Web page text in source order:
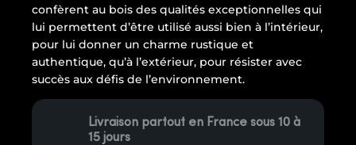
confèrent au bois des qualités exceptionnelles qui
lui permettent d’être utilisé aussi bien à l’intérieur,
pour lui donner un charme rustique et
authentique, qu’à l’extérieur, pour résister avec
succès aux défis de l’environnement.
Livraison partout en France sous 10 à
15 jours